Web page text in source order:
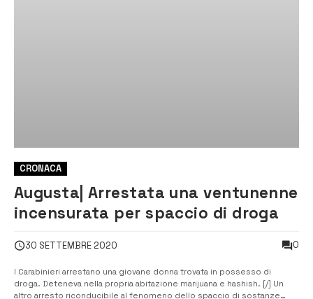
CRONACA
Augusta| Arrestata una ventunenne
incensurata per spaccio di droga
30 SETTEMBRE 2020 0
I Carabinieri arrestano una giovane donna trovata in possesso di
droga. Deteneva nella propria abitazione marijuana e hashish. [/] Un
altro arresto riconducibile al fenomeno dello spaccio di sostanze